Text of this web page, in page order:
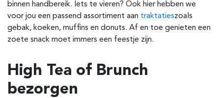
binnen handbereik. Iets te vieren? Ook hier hebben we
voor jou een passend assortiment aan traktatieszoals
gebak, koeken, muffins en donuts. Af en toe genieten een
zoete snack moet immers een feestje zijn.
High Tea of Brunch
bezorgen